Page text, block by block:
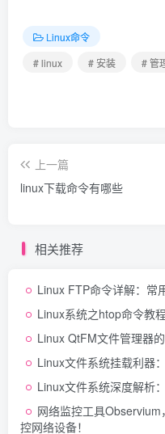
Linux命令
# linux
# 安装 # 管
上一篇
linux下载命令有哪些
相关推荐
Linux FTP命令详解：常
Linux系统之htop命令教
Linux QtFM文件管理器
Linux文件系统挂载利器
Linux文件系统深度解析
网络监控工具
控网络设备！